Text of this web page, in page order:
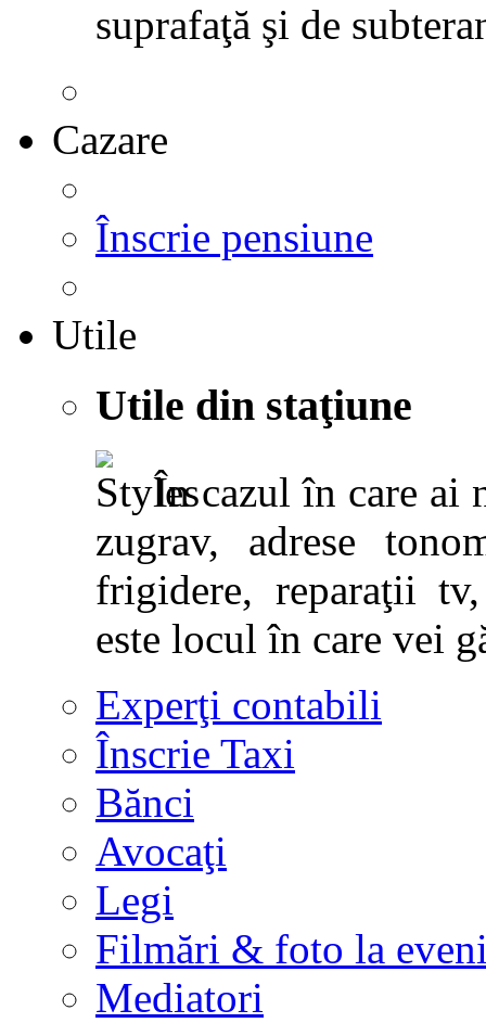
suprafaţă şi de
Cazare
Înscrie pensiune
Utile
Utile din staţiune
În cazul în care ai
zugrav, adrese
frigidere, reparaţii
este locul în care vei
Experţi contabili
Înscrie Taxi
Bănci
Avocaţi
Legi
Filmări & foto la
Mediatori